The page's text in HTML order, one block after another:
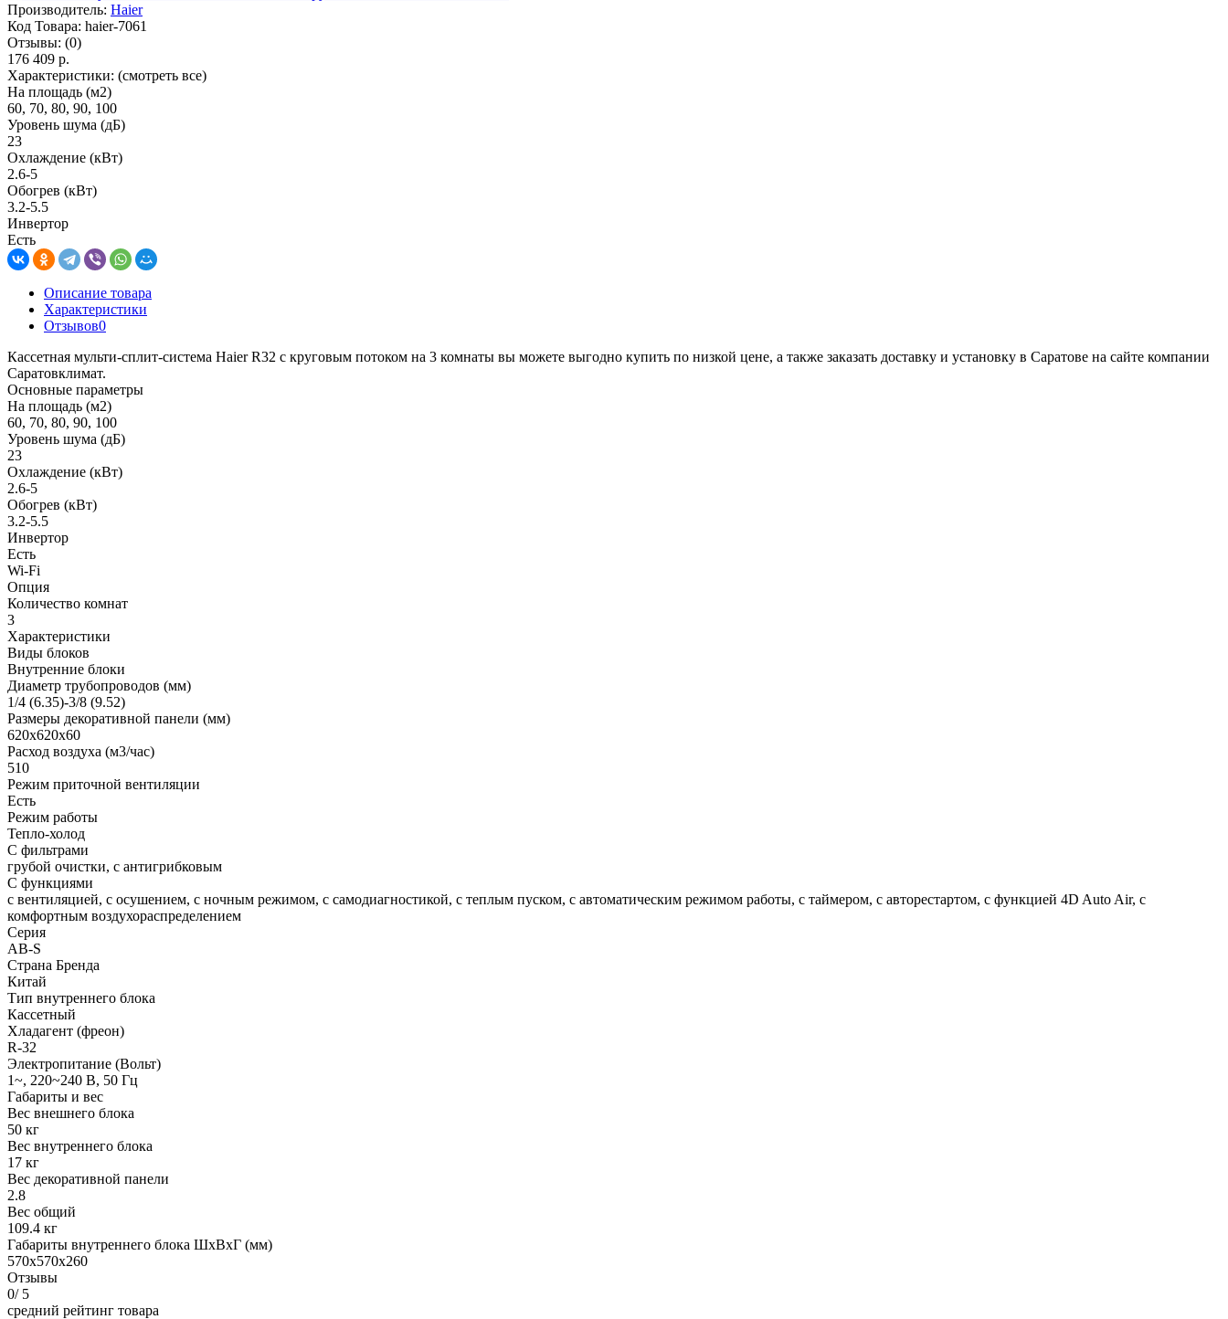
Производитель: Haier
Код Товара: haier-7061
Отзывы: (0)
176 409 р.
Характеристики: (смотреть все)
На площадь (м2)
60, 70, 80, 90, 100
Уровень шума (дБ)
23
Охлаждение (кВт)
2.6-5
Обогрев (кВт)
3.2-5.5
Инвертор
Есть
Описание товара
Характеристики
Отзывов0
Кассетная мульти-сплит-система Haier R32 с круговым потоком на 3 комнаты вы можете выгодно купить по низкой цене, а также заказать доставку и установку в Саратове на сайте компании
Саратовклимат.
Основные параметры
На площадь (м2)
60, 70, 80, 90, 100
Уровень шума (дБ)
23
Охлаждение (кВт)
2.6-5
Обогрев (кВт)
3.2-5.5
Инвертор
Есть
Wi-Fi
Опция
Количество комнат
3
Характеристики
Виды блоков
Внутренние блоки
Диаметр трубопроводов (мм)
1/4 (6.35)-3/8 (9.52)
Размеры декоративной панели (мм)
620x620x60
Расход воздуха (м3/час)
510
Режим приточной вентиляции
Есть
Режим работы
Тепло-холод
С фильтрами
грубой очистки, с антигрибковым
С функциями
с вентиляцией, с осушением, с ночным режимом, с самодиагностикой, с теплым пуском, с автоматическим режимом работы, с таймером, с авторестартом, с функцией 4D Auto Air, с
комфортным воздухораспределением
Серия
AB-S
Страна Бренда
Китай
Тип внутреннего блока
Кассетный
Хладагент (фреон)
R-32
Электропитание (Вольт)
1~, 220~240 В, 50 Гц
Габариты и вес
Вес внешнего блока
50 кг
Вес внутреннего блока
17 кг
Вес декоративной панели
2.8
Вес общий
109.4 кг
Габариты внутреннего блока ШхВхГ (мм)
570x570x260
Отзывы
0/ 5
средний рейтинг товара